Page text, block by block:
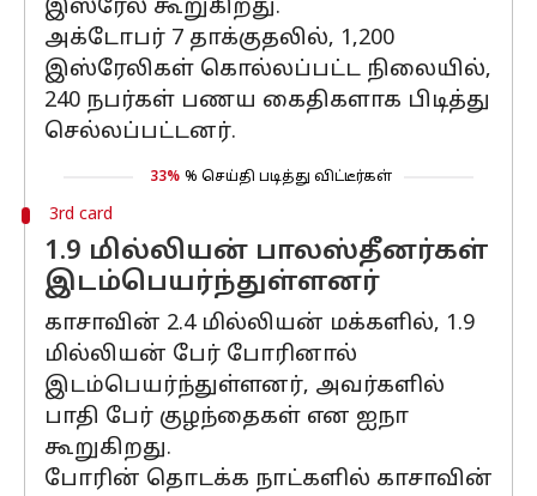
இஸ்ரேல் கூறுகிறது.
அக்டோபர் 7 தாக்குதலில், 1,200
இஸ்ரேலிகள் கொல்லப்பட்ட நிலையில்,
240 நபர்கள் பணய கைதிகளாக பிடித்து
செல்லப்பட்டனர்.
33% % செய்தி படித்து விட்டீர்கள்
3rd card
1.9 மில்லியன் பாலஸ்தீனர்கள்
இடம்பெயர்ந்துள்ளனர்
காசாவின் 2.4 மில்லியன் மக்களில், 1.9
மில்லியன் பேர் போரினால்
இடம்பெயர்ந்துள்ளனர், அவர்களில்
பாதி பேர் குழந்தைகள் என ஐநா
கூறுகிறது.
போரின் தொடக்க நாட்களில் காசாவின்